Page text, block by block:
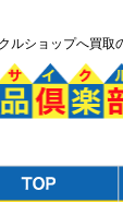
ルショップへ買取